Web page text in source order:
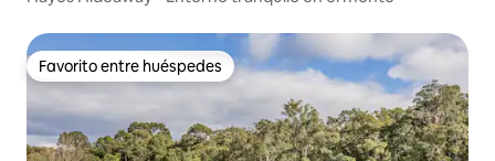
Favorito entre huéspedes
Favorito entre huéspedes